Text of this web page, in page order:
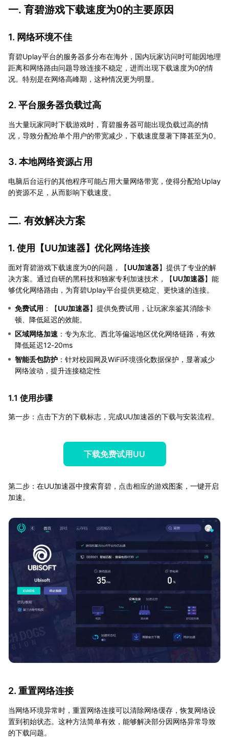
一. 育碧游戏下载速度为0的主要原因
1. 网络环境不佳
育碧Uplay平台的服务器多分布在海外，国内玩家访问时可能因地理
距离和网络路由问题导致连接不稳定，进而出现下载速度为0的情
况。特别是在网络高峰期，这种情况更为明显。
2. 平台服务器负载过高
当大量玩家同时下载游戏时，育碧服务器可能出现负载过高的情
况，导致分配给单个用户的带宽减少，下载速度显著下降甚至为0。
3. 本地网络资源占用
电脑后台运行的其他程序可能占用大量网络带宽，使得分配给Uplay
的资源不足，从而影响下载速度。
二. 有效解决方案
1. 使用【UU加速器】优化网络连接
面对育碧游戏下载速度为0的问题，【UU加速器】提供了专业的解
决方案。通过自研的黑科技和独家专利加速技术，【UU加速器】能
够优化网络路由，为育碧Uplay平台提供更稳定、更快速的连接。
免费试用 ：【UU加速器】提供免费试用，让玩家亲鉴其消除卡
顿、降低延迟的效能。
区域网络加速 ：专为东北、西北等偏远地区优化网络链路，有效
降低延迟12-20ms
智能丢包防护 ：针对校园网及WiFi环境强化数据保护，显著减少
网络波动，提升连接稳定性
1.1 使用步骤
第一步：点击下方的下载标志，完成UU加速器的下载与安装流程。
下载免费试用UU
第二步：在UU加速器中搜索育碧，点击相应的游戏图案，一键开启
加速。
2. 重置网络连接
当网络环境异常时，重置网络连接可以清除网络缓存，恢复网络设
置到初始状态。这种方法简单有效，能够解决部分因网络异常导致
的下载问题。